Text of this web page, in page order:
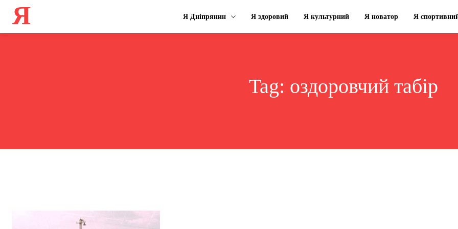
Я Я Дніпрянин Я здоровий Я культурний Я новатор Я
Tag: оздоровчий табір